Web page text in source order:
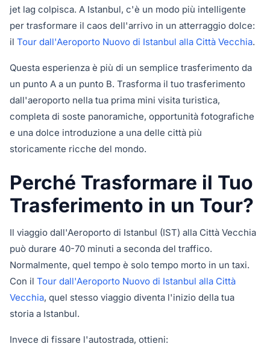
jet lag colpisca. A Istanbul, c'è un modo più intelligente
per trasformare il caos dell'arrivo in un atterraggio dolce:
il Tour dall'Aeroporto Nuovo di Istanbul alla Città Vecchia.
Questa esperienza è più di un semplice trasferimento da
un punto A a un punto B. Trasforma il tuo trasferimento
dall'aeroporto nella tua prima mini visita turistica,
completa di soste panoramiche, opportunità fotografiche
e una dolce introduzione a una delle città più
storicamente ricche del mondo.
Perché Trasformare il Tuo
Trasferimento in un Tour?
Il viaggio dall'Aeroporto di Istanbul (IST) alla Città Vecchia
può durare 40-70 minuti a seconda del traffico.
Normalmente, quel tempo è solo tempo morto in un taxi.
Con il Tour dall'Aeroporto Nuovo di Istanbul alla Città
Vecchia, quel stesso viaggio diventa l'inizio della tua
storia a Istanbul.
Invece di fissare l'autostrada, ottieni: